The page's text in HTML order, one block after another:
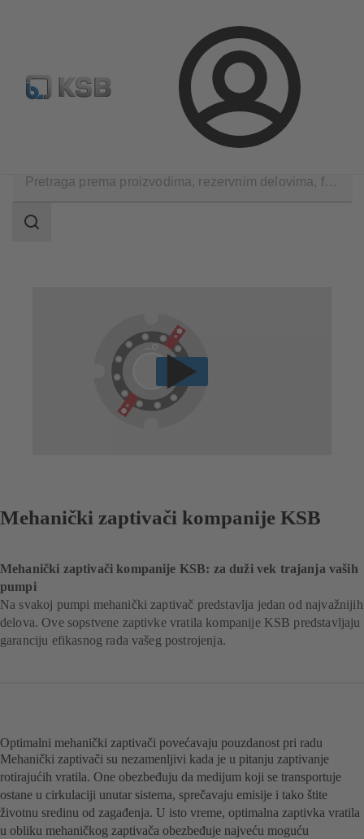
Prijava
Konfiguriši proizvod Standardna pretraga rezervnih delova
Mehanički zaptivači
pretrage
Područje
Mehanički zaptivači kompanije KSB
Mehanički zaptivači kompanije KSB: za duži vek trajanja vaših
pumpi
Na svakoj pumpi mehanički zaptivač predstavlja jedan od najvažnijih
delova. Ove sopstvene zaptivke vratila kompanije KSB predstavljaju
garanciju efikasnog rada vašeg postrojenja.
Optimalni mehanički zaptivači povećavaju pouzdanost pri radu
Mehanički zaptivači su nezamenljivi kada je u pitanju zaptivanje
rotirajućih vratila. One obezbeđuju da medijum koji se transportuje
ostane u cirkulaciji unutar sistema, sprečavaju emisije i tako štite
životnu sredinu od zagađenja. U isto vreme, optimalna zaptivka vratila
u obliku mehaničkog zaptivača obezbeđuje najveću moguću